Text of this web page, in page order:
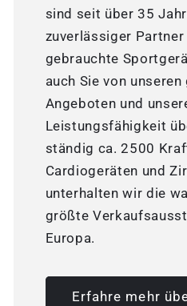
sind seit über 35
zuverlässiger Partner
gebrauchte
auch Sie von
Angeboten und
Leistungsfähigkeit
ständig ca. 2500
Cardiogeräten und
unterhalten wir die
größte
Europa.
Erfahre mehr